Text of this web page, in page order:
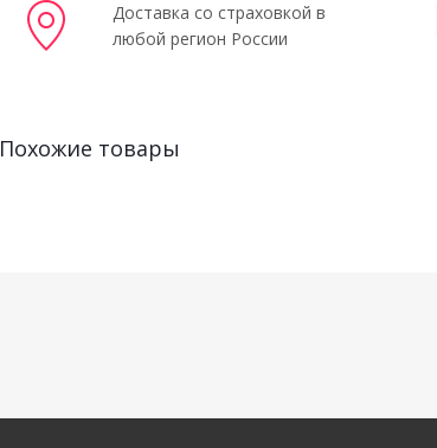
Доставка со страховкой в
любой регион России
Похожие товары